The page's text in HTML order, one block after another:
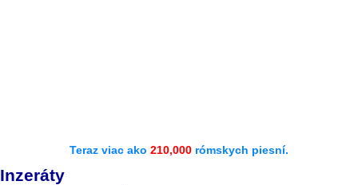
Teraz viac ako 210,000 rómskych piesní.
Inzeráty